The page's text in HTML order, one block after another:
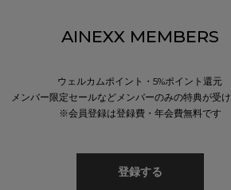
AINEXX MEMBERS
ウェルカムポイント・5%ポイント還元
メンバー限定セールなどメンバーのみの特典が受
※会員登録は登録費・年会費無料です
登録する